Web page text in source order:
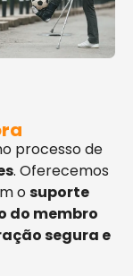
processo de
. Oferecemos
osuporte
do membro
segura e